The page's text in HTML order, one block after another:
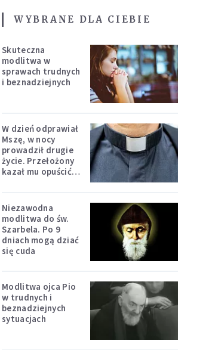
WYBRANE DLA CIEBIE
Skuteczna
modlitwa w
sprawach trudnych
i beznadziejnych
W dzień odprawiał
Mszę, w nocy
prowadził drugie
życie. Przełożony
kazał mu opuścić
Niezawodna
modlitwa do św.
Szarbela. Po 9
dniach mogą dziać
się cuda
Modlitwa ojca Pio
w trudnych i
beznadziejnych
sytuacjach